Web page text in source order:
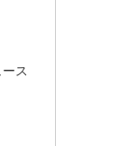
ス